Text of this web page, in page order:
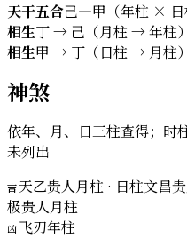
天干五合己—甲（年柱 × 日
相生丁 → 己（月柱 → 年柱）
相生甲 → 丁（日柱 → 月柱）
神煞
依年、月、日三柱查得；时
未列出
吉天乙贵人月柱 · 日柱文昌
极贵人月柱
凶飞刃年柱